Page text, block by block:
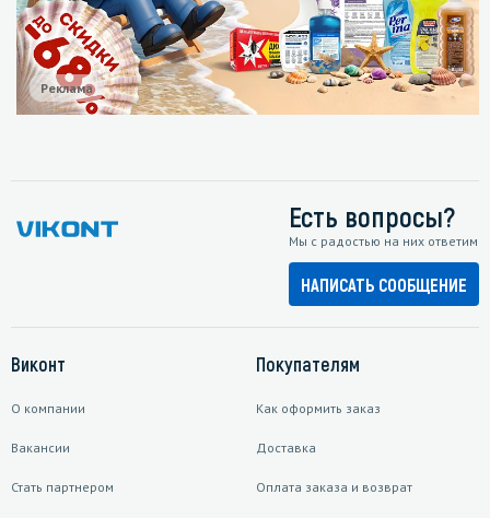
Реклама
Есть вопросы?
Мы с радостью на них ответим
НАПИСАТЬ СООБЩЕНИЕ
Виконт
О компании
Вакансии
Стать партнером
Покупателям
Как оформить заказ
Доставка
Оплата заказа и возврат